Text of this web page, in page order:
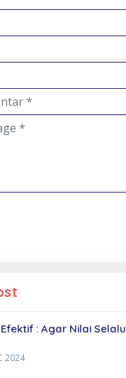
: Agar Nilai Selalu
2024